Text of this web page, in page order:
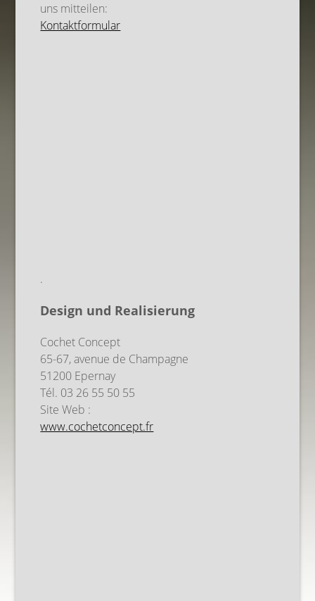
uns mitteilen:
Kontaktformular
.
Design und Realisierung
Cochet Concept
65-67, avenue de Champagne
51200 Epernay
Tél. 03 26 55 50 55
Site Web :
www.cochetconcept.fr